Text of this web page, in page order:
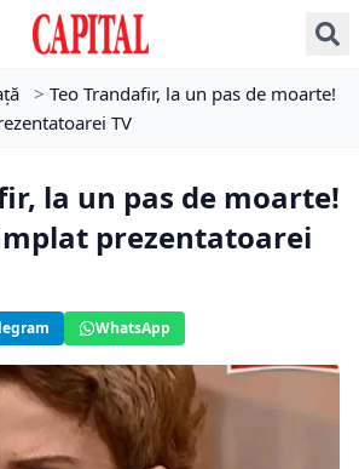
> Teo Trandafir, la un pas de moarte!
TV
la un pas de moarte!
prezentatoarei
WhatsApp